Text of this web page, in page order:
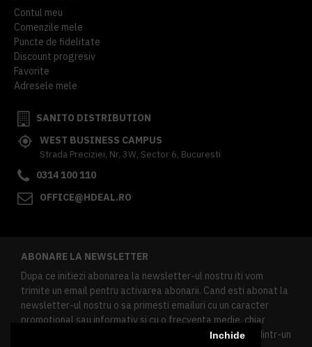
Inchide
Contul meu
Comenzile mele
Puncte de fidelitate
Discount progresiv
Favorite
Adresele mele
SANITO DISTRIBUTION
WEST BUSINESS CAMPUS
Strada Preciziei, Nr, 3W, Sector 6, Bucuresti
0314 100 110
OFFICE@HDEAL.RO
ABONARE LA NEWSLETTER
Dupa ce initiezi abonarea la newsletter-ul nostru iti vom
trimite un email pentru activarea abonarii. Cand esti abonat la
newsletter-ul nostru o sa primesti emailuri cu un caracter
promotional sau informativ si cu o frecventa medie, chiar
redusa. Daca doresti sa te dezabonezi poti urma linkul dintr-un